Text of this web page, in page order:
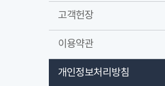
고객헌장
이용약관
개인정보처리방침